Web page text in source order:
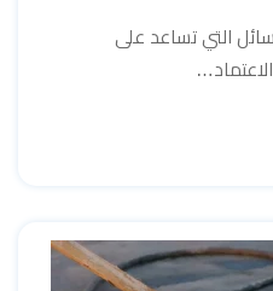
التي تساعد على